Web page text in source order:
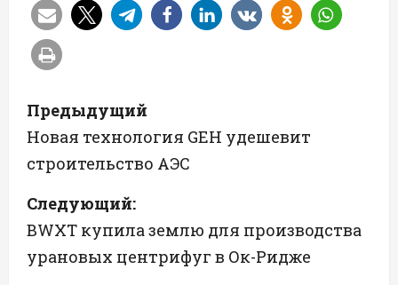
Н
а
в
и
г
Предыдущий
Новая технология GEH удешевит
строительство АЭС
Следующий:
BWXT купила землю для производства
урановых центрифуг в Ок-Ридже